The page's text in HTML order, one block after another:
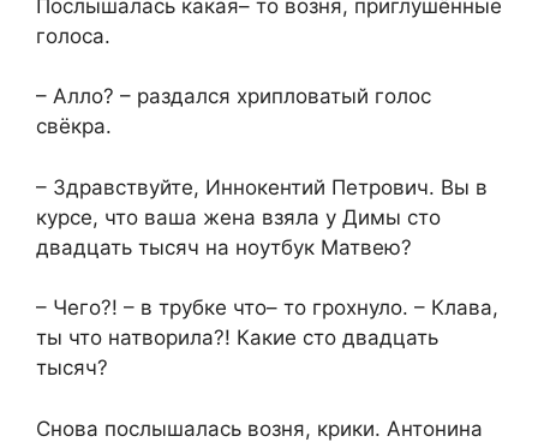
Послышалась какая– то возня, приглушённые
голоса.
– Алло? – раздался хрипловатый голос
свёкра.
– Здравствуйте, Иннокентий Петрович. Вы в
курсе, что ваша жена взяла у Димы сто
двадцать тысяч на ноутбук Матвею?
– Чего?! – в трубке что– то грохнуло. – Клава,
ты что натворила?! Какие сто двадцать
тысяч?
Снова послышалась возня, крики. Антонина